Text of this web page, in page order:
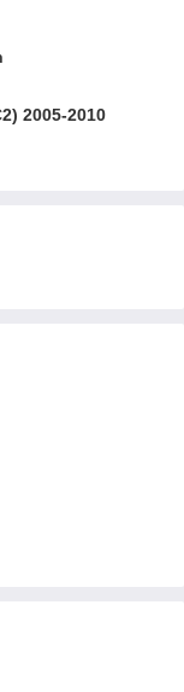
2005-2010